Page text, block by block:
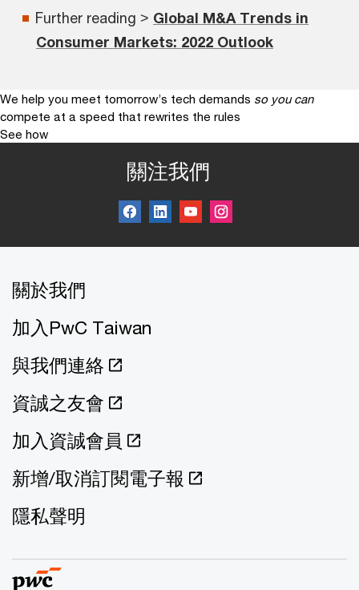
Further reading > Global M&A Trends in
Consumer Markets: 2022 Outlook
We help you meet tomorrow’s tech demands so you can
compete at a speed that rewrites the rules
See how
關注我們
關於我們
加入PwC Taiwan
與我們連絡
資誠之友會
加入資誠會員
新增/取消訂閱電子報
隱私聲明